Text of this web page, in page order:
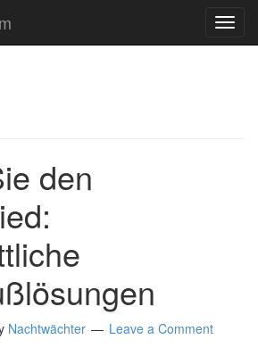
den
Nachtwächter Leave a Comment